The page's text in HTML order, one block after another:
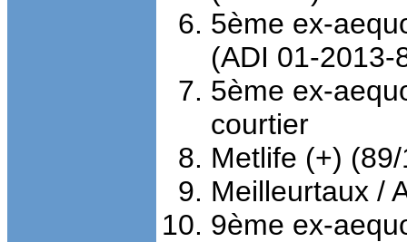
5ème ex-
(ADI 01-2013-
5ème ex-
courtier
Metlife (+)
Meilleurtaux /
9ème ex-